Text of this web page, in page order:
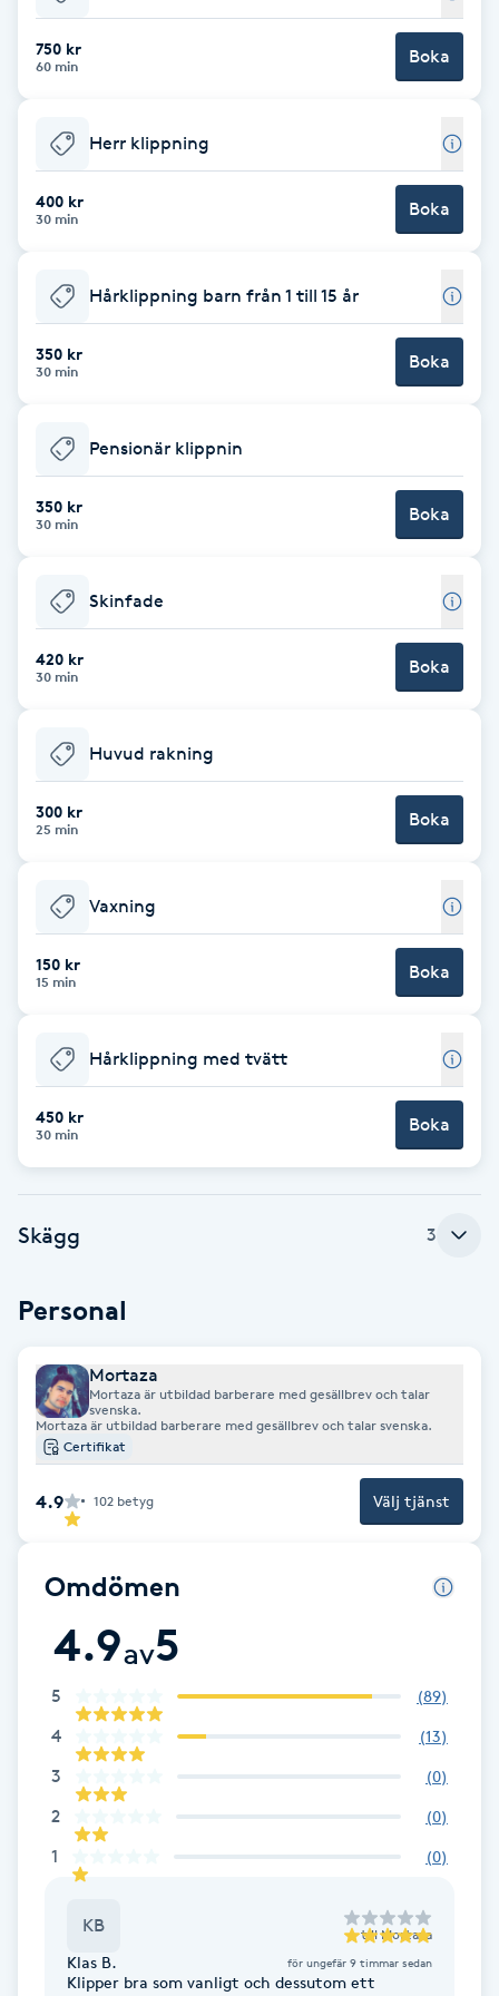
Babylights
Balayage
Barber
Barnklippning
BIAB
Blowout
Bottenfärg
Brynfärgning
Brynplockning
Celluliter
Color correction
Cryoterapi
Damklippning
Enzympeeling
Extensions
Extensions borttagning
Eyeliner-tatuering
F
Face framing
Faceliftmassage
Fet hårbotten
Fettreducering
Fibromassage
Fotmassage
750 kr
60 min Boka
Herr klippning
400 kr
30 min Boka
Hårklippning barn från 1 till 15 år
350 kr
30 min Boka
Pensionär klippnin
350 kr
30 min Boka
Skinfade
420 kr
30 min Boka
Huvud rakning
300 kr
25 min Boka
Vaxning
150 kr
15 min Boka
Hårklippning med tvätt
450 kr
30 min Boka
Skägg 3
Personal
Mortaza
Mortaza är utbildad barberare med gesällbrev och talar
svenska.
Mortaza är utbildad barberare med gesällbrev och talar svenska.
Certifikat
4.9 102 betyg Välj tjänst
Omdömen
4.9av5
5 (89)
4 (13)
3 (0)
2 (0)
1 (0)
KB till Mortaza
Klas B. för ungefär 9 timmar sedan
Klipper bra som vanligt och dessutom ett